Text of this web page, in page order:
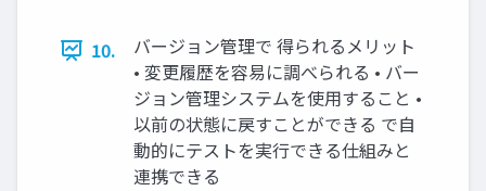
10.
バージョン管理で 得られるメリット
• 変更履歴を容易に調べられる • バー
ジョン管理システムを使用すること •
以前の状態に戻すことができる で自
動的にテストを実行できる仕組みと
連携できる